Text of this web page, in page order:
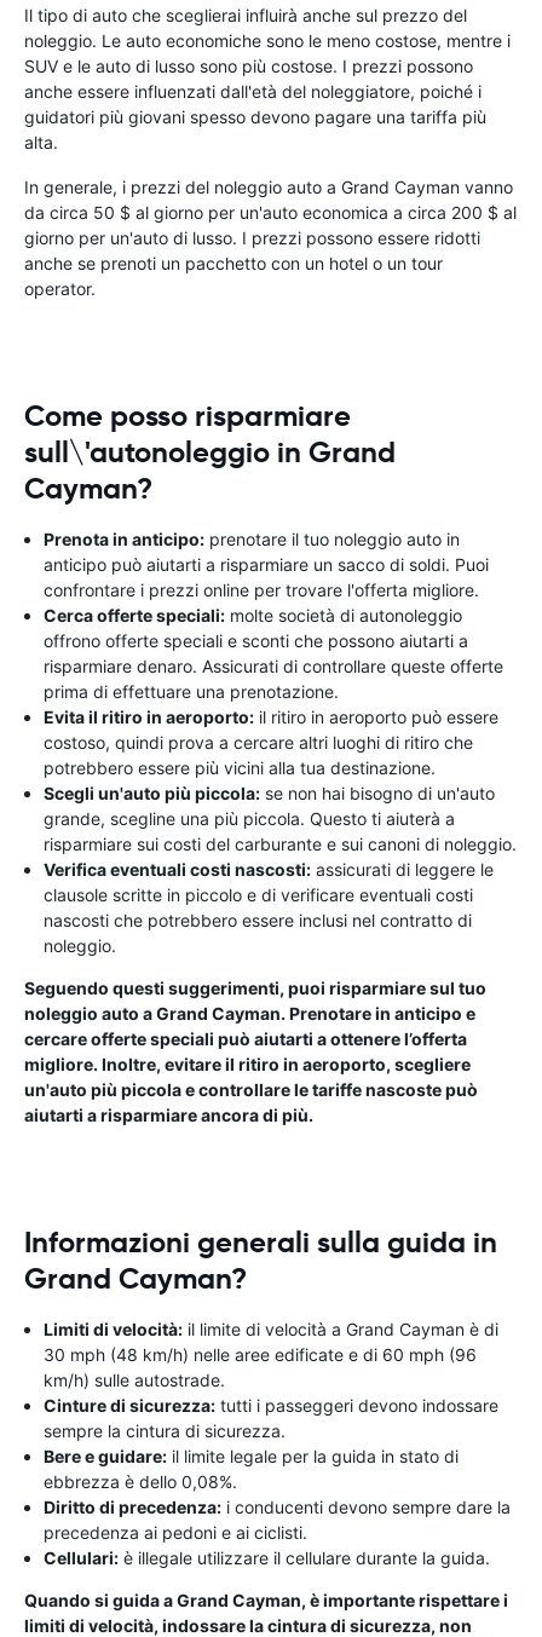
Il tipo di auto che sceglierai influirà anche sul prezzo del
noleggio. Le auto economiche sono le meno costose, mentre i
SUV e le auto di lusso sono più costose. I prezzi possono
anche essere influenzati dall'età del noleggiatore, poiché i
guidatori più giovani spesso devono pagare una tariffa più
alta.
In generale, i prezzi del noleggio auto a Grand Cayman vanno
da circa 50 $ al giorno per un'auto economica a circa 200 $ al
giorno per un'auto di lusso. I prezzi possono essere ridotti
anche se prenoti un pacchetto con un hotel o un tour
operator.
Come posso risparmiare
sull\'autonoleggio in Grand
Cayman?
Prenota in anticipo: prenotare il tuo noleggio auto in
anticipo può aiutarti a risparmiare un sacco di soldi. Puoi
confrontare i prezzi online per trovare l'offerta migliore.
Cerca offerte speciali: molte società di autonoleggio
offrono offerte speciali e sconti che possono aiutarti a
risparmiare denaro. Assicurati di controllare queste offerte
prima di effettuare una prenotazione.
Evita il ritiro in aeroporto: il ritiro in aeroporto può essere
costoso, quindi prova a cercare altri luoghi di ritiro che
potrebbero essere più vicini alla tua destinazione.
Scegli un'auto più piccola: se non hai bisogno di un'auto
grande, scegline una più piccola. Questo ti aiuterà a
risparmiare sui costi del carburante e sui canoni di noleggio.
Verifica eventuali costi nascosti: assicurati di leggere le
clausole scritte in piccolo e di verificare eventuali costi
nascosti che potrebbero essere inclusi nel contratto di
noleggio.
Seguendo questi suggerimenti, puoi risparmiare sul tuo
noleggio auto a Grand Cayman. Prenotare in anticipo e
cercare offerte speciali può aiutarti a ottenere l’offerta
migliore. Inoltre, evitare il ritiro in aeroporto, scegliere
un'auto più piccola e controllare le tariffe nascoste può
aiutarti a risparmiare ancora di più.
Informazioni generali sulla guida in
Grand Cayman?
Limiti di velocità: il limite di velocità a Grand Cayman è di
30 mph (48 km/h) nelle aree edificate e di 60 mph (96
km/h) sulle autostrade.
Cinture di sicurezza: tutti i passeggeri devono indossare
sempre la cintura di sicurezza.
Bere e guidare: il limite legale per la guida in stato di
ebbrezza è dello 0,08%.
Diritto di precedenza: i conducenti devono sempre dare la
precedenza ai pedoni e ai ciclisti.
Cellulari: è illegale utilizzare il cellulare durante la guida.
Quando si guida a Grand Cayman, è importante rispettare i
limiti di velocità, indossare la cintura di sicurezza, non